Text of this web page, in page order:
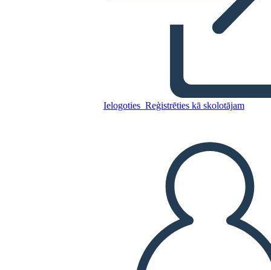
Ielogoties Reģistrēties kā skolotājam
ATSKAŅOT SLAIDRĀDI
IZLASI MAN